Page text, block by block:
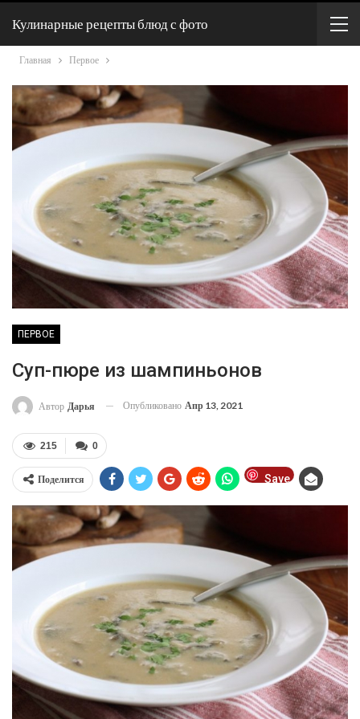
Кулинарные рецепты блюд с фото
Главная Первое
ПЕРВОЕ
Суп-пюре из шампиньонов
Автор Дарья Опубликовано Апр 13, 2021
0
215
Поделится Save